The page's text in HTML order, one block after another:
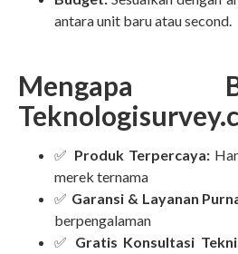
antara unit baru atau second.
✅ Produk Terpercaya:
merek ternama
✅ Garansi & Layanan
berpengalaman
✅ Gratis Konsultasi